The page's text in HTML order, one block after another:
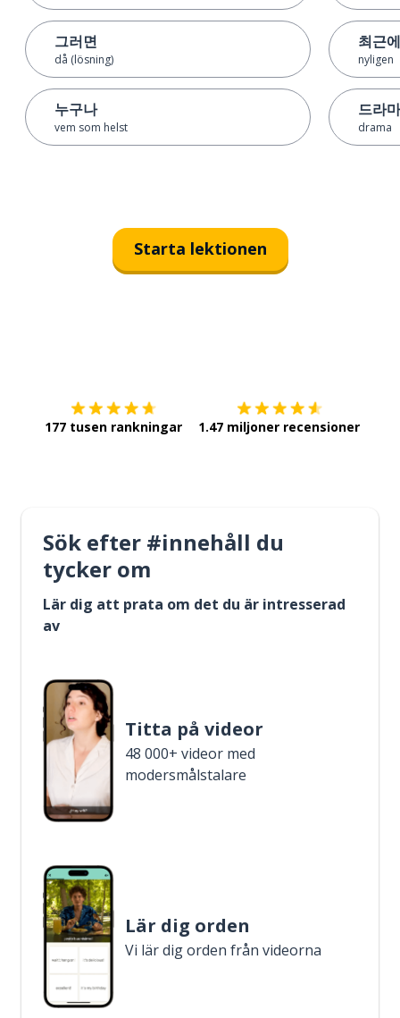
그러면
då (lösning)
누구나
vem som helst
최근에
nyligen
드라마
drama
Starta lektionen
177 tusen rankningar 1.47 miljoner recensioner
Sök efter #innehåll du
tycker om
Lär dig att prata om det du är intresserad
av
Titta på videor
48 000+ videor med
modersmålstalare
Lär dig orden
Vi lär dig orden från videorna